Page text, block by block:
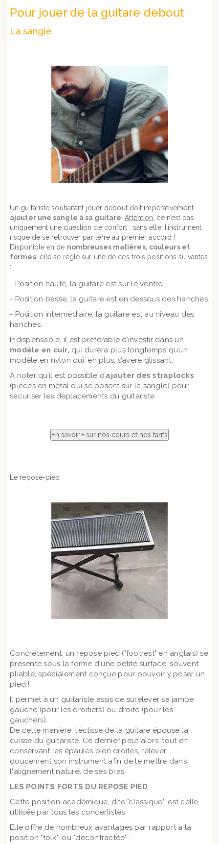
Pour jouer de la guitare debout
La sangle
Un guitariste souhaitant jouer debout doit impérativement
ajouter une sangle à sa guitare .Attention , ce n’est pas
uniquement une question de confort : sans elle, l’instrument
risque de se retrouver par terre au premier accord !
Disponible en de nombreuses matières, couleurs et
formes, elle se règle sur une de ces trois positions suivantes
:
- Position haute, la guitare est sur le ventre.
- Position basse, la guitare est en dessous des hanches.
- Position intermédiaire, la guitare est au niveau des
hanches.
Indispensable, il est préférable d’investir dans un
modèle en cuir, qui durera plus longtemps qu’un
modèle en nylon qui, en plus, s’avère glissant.
À noter qu’il est possible d’ajouter des straplocks
(pièces en métal qui se posent sur la sangle) pour
sécuriser les déplacements du guitariste.
Le repose-pied
Concrètement, un repose pied ("footrest" en anglais) se
présente sous la forme d'une petite surface, souvent
pliable, spécialement conçue pour pouvoir y poser un
pied !
Il permet à un guitariste assis de surélever sa jambe
gauche (pour les droitiers) ou droite (pour les
gauchers).
De cette manière, l'éclisse de la guitare épouse la
cuisse du guitariste. Ce dernier peut alors, tout en
conservant les épaules bien droites, relever
doucement son instrument afin de le mettre dans
l'alignement naturel de ses bras.
LES POINTS FORTS DU REPOSE PIED
Cette position académique, dite "classique", est celle
utilisée par tous les concertistes.
Elle offre de nombreux avantages par rapport à la
position "folk", ou "décontractée" :